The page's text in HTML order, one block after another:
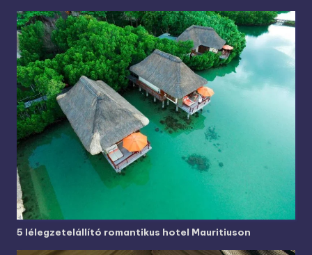
5 lélegzetelállító romantikus hotel Mauritiuson